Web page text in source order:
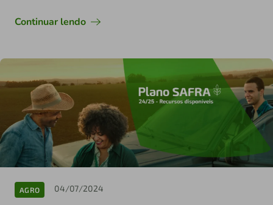
Continuar lendo
AGRO 04/07/2024